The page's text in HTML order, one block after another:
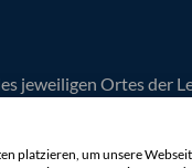
jeweiligen Ortes der
Yachten
platzieren, um unsere